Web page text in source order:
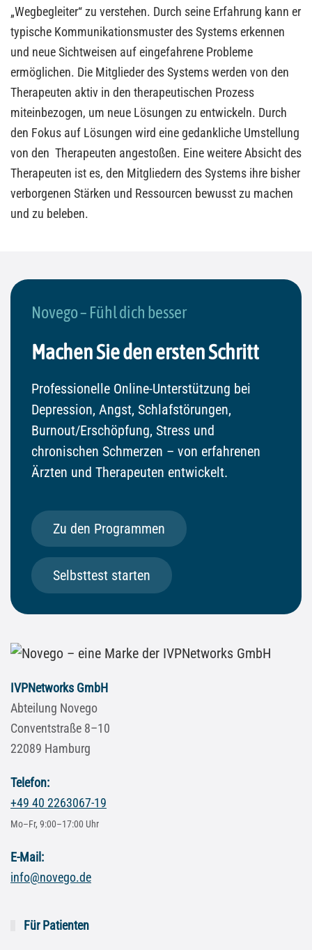
„Wegbegleiter“ zu verstehen. Durch seine Erfahrung kann er
typische Kommunikationsmuster des Systems erkennen
und neue Sichtweisen auf eingefahrene Probleme
ermöglichen. Die Mitglieder des Systems werden von den
Therapeuten aktiv in den therapeutischen Prozess
miteinbezogen, um neue Lösungen zu entwickeln. Durch
den Fokus auf Lösungen wird eine gedankliche Umstellung
von den Therapeuten angestoßen. Eine weitere Absicht des
Therapeuten ist es, den Mitgliedern des Systems ihre bisher
verborgenen Stärken und Ressourcen bewusst zu machen
und zu beleben.
Novego – Fühl dich besser
Machen Sie den ersten Schritt
Professionelle Online-Unterstützung bei
Depression, Angst, Schlafstörungen,
Burnout/Erschöpfung, Stress und
chronischen Schmerzen – von erfahrenen
Ärzten und Therapeuten entwickelt.
Zu den Programmen
Selbsttest starten
IVPNetworks GmbH
Abteilung Novego
Conventstraße 8–10
22089 Hamburg
Telefon:
+49 40 2263067-19
Mo–Fr, 9:00–17:00 Uhr
E-Mail:
info@novego.de
Für Patienten